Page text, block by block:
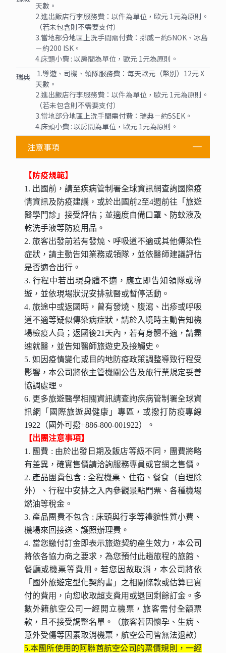
天數。
2.進出飯店行李服務費：以件為單位，歐元 1元為原則。
（若未包含則不需要支付）
3.當地部分地區上洗手間需付費：挪威－約5NOK、冰島
－約200 ISK。
4.床頭小費 : 以房間為單位，歐元 1元為原則。
瑞典
1.導遊、司機、領隊服務費：每天歐元（幣別）12元 X
天數。
2.進出飯店行李服務費：以件為單位，歐元 1元為原則。
（若未包含則不需要支付）
3.當地部分地區上洗手間需付費：瑞典－約5SEK。
4.床頭小費 : 以房間為單位，歐元 1元為原則。
注意事項
【防疫規範】
1. 出國前，請至疾病管制署全球資訊網查詢國際疫
情資訊及防疫建議，或於出國前2至4週前往「旅遊
醫學門診」接受評估；並適度自備口罩、防蚊液及
乾洗手液等防疫用品。
2. 旅客出發前若有發燒、呼吸道不適或其他傳染性
症狀，請主動告知業務或領隊，並依醫師建議評估
是否適合出行。
3. 行程中若出現身體不適，應立即告知領隊或導
遊，並依現場狀況安排就醫或暫停活動。
4. 旅途中或返國時，曾有發燒、腹瀉、出疹或呼吸
道不適等疑似傳染病症狀，請於入境時主動告知機
場檢疫人員；返國後21天內，若有身體不適，請盡
速就醫，並告知醫師旅遊史及接觸史。
5. 如因疫情變化或目的地防疫政策調整導致行程受
影響，本公司將依主管機關公告及旅行業規定妥善
協調處理。
6. 更多旅遊醫學相關資訊請查詢疾病管制署全球資
訊網「國際旅遊與健康」專區，或撥打防疫專線
1922（國外可撥+886-800-001922）。
【出團注意事項】
1. 團費 : 由於出發日期及飯店等級不同，團費將略
有差異，確實售價請洽詢服務專員或官網之售價。
2. 產品團費包含 : 全程機票、住宿、餐食（自理除
外）、行程中安排之入內參觀景點門票、各種機場
燃油等稅金。
3. 產品團費不包含 : 床頭與行李等禮貌性質小費、
機場來回接送、護照辦理費。
4. 當您繳付訂金即表示旅遊契約產生效力，本公司
將依各協力商之要求，為您預付此趟旅程的旅館、
餐廳或機票等費用。若您因故取消，本公司將依
「國外旅遊定型化契約書」之相關條款或估算已實
付的費用，向您收取超支費用或退回剩餘訂金。多
數外籍航空公司一經開立機票，旅客需付全額票
款，且不接受調整名單。（旅客若因懷孕、生病、
意外受傷等因素取消機票，航空公司皆無法退款）
5.本團所使用的阿聯酋航空公司的票價規則，一經